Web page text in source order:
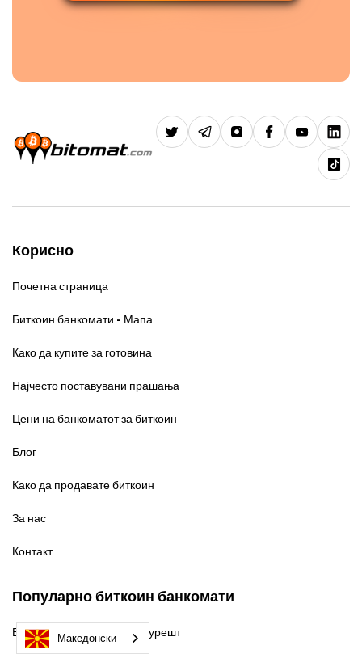
Корисно
Почетна страница
Биткоин банкомати - Мапа
Како да купите за готовина
Најчесто поставувани прашања
Цени на банкоматот за биткоин
Блог
Како да продавате биткоин
За нас
Контакт
Популарно биткоин банкомати
Биткоин банкомати во Букурешт
Македонски